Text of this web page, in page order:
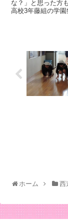
な？」と思った方
高校3年藤組の学
ホーム 西